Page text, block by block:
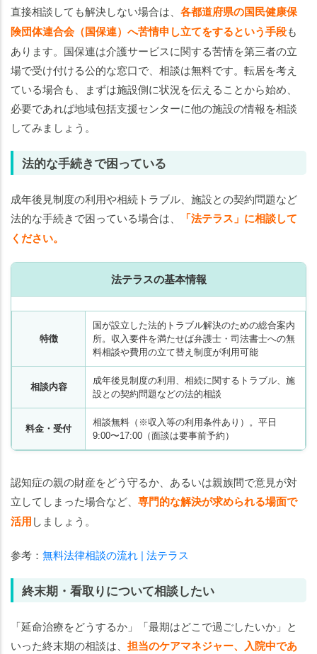
直接相談しても解決しない場合は、 各都道府県の国民健康保
険団体連合会（国保連）へ苦情申し立てをするという手段も
あります。国保連は介護サービスに関する苦情を第三者の立
場で受け付ける公的な窓口で、相談は無料です。転居を考え
ている場合も、まずは施設側に状況を伝えることから始め、
必要であれば地域包括支援センターに他の施設の情報を相談
してみましょう。
法的な手続きで困っている
成年後見制度の利用や相続トラブル、施設との契約問題など
法的な手続きで困っている場合は、
「法テラス」に相談して
ください。
法テラスの基本情報
特徴
国が設立した法的トラブル解決のための総合案内
所。収入要件を満たせば弁護士・司法書士への無
料相談や費用の立て替え制度が利用可能
相談内容
成年後見制度の利用、相続に関するトラブル、施
設との契約問題などの法的相談
料金・受付
相談無料（※収入等の利用条件あり）。平日
9:00〜17:00（面談は要事前予約）
認知症の親の財産をどう守るか、あるいは親族間で意見が対
立してしまった場合など、 専門的な解決が求められる場面で
活用しましょう。
参考： 無料法律相談の流れ | 法テラス
終末期・看取りについて相談したい
「延命治療をどうするか」「最期はどこで過ごしたいか」と
いった終末期の相談は、 担当のケアマネジャー、入院中であ